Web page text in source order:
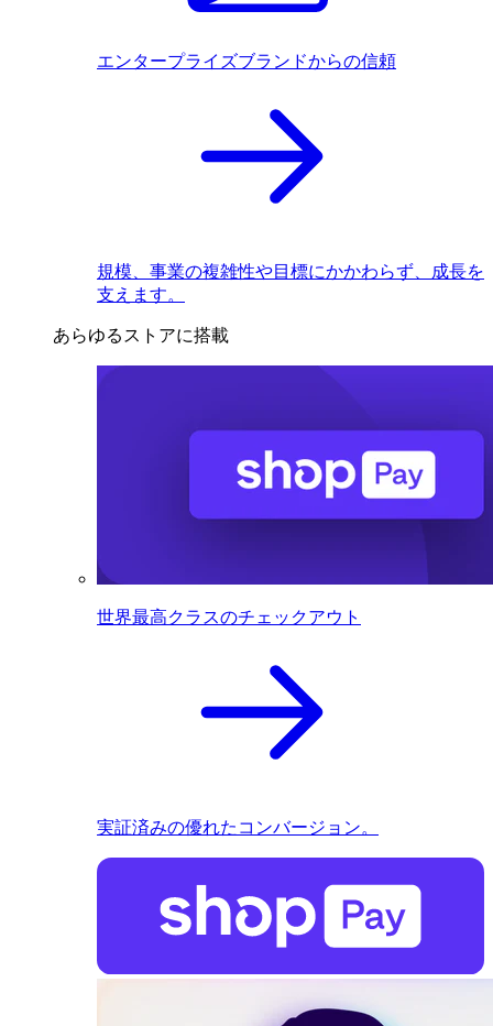
エンタープライズブランドからの信頼
規模、事業の複雑性や目標にかかわらず、成長を
支えます。
あらゆるストアに搭載
世界最高クラスのチェックアウト
実証済みの優れたコンバージョン。